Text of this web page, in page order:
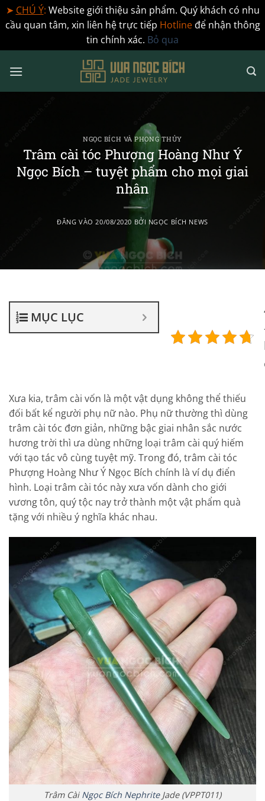
➤ CHÚ Ý: Website giới thiệu sản phẩm. Quý khách có nhu
cầu quan tâm, xin liên hệ trực tiếp Hotlineđể nhận thông
tin chính xác. Bỏ qua
qua
NGỌC BÍCH VÀ PHONG THỦY
Trâm cài tóc Phượng Hoàng Như Ý
Ngọc Bích – tuyệt phẩm cho mọi giai
nhân
ĐĂNG VÀO 20/08/2020 BỞI NGỌC BÍCH NEWS
MỤC LỤC
Xưa kia, trâm cài vốn là một vật dụng không thể thiếu
đối bất kể người phụ nữ nào. Phụ nữ thường thì dùng
trâm cài tóc đơn giản, những bậc giai nhân sắc nước
hương trời thì ưa dùng những loại trâm cài quý hiếm
với tạo tác vô cùng tuyệt mỹ. Trong đó, trâm cài tóc
Phượng Hoàng Như Ý Ngọc Bích chính là ví dụ điển
hình. Loại trâm cài tóc này xưa vốn dành cho giới
vương tôn, quý tộc nay trở thành một vật phẩm quà
tặng với nhiều ý nghĩa khác nhau.
Trâm Cài Ngọc Bích NephriteJade (VPPT011)